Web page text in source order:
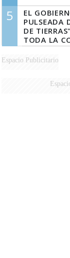
5
EL
PULSEADA
DE
TODA LA
DIGITAL
Espacio Publicitario